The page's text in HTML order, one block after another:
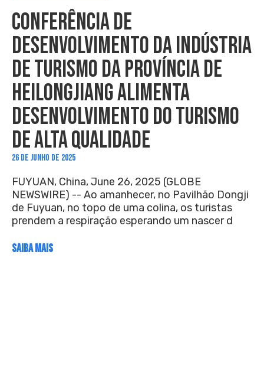
CONFERÊNCIA DE
DESENVOLVIMENTO DA INDÚSTRIA
DE TURISMO DA PROVÍNCIA DE
HEILONGJIANG ALIMENTA
DESENVOLVIMENTO DO TURISMO
DE ALTA QUALIDADE
26 DE JUNHO DE 2025
FUYUAN, China, June 26, 2025 (GLOBE
NEWSWIRE) -- Ao amanhecer, no Pavilhão Dongji
de Fuyuan, no topo de uma colina, os turistas
prendem a respiração esperando um nascer d
SAIBA MAIS